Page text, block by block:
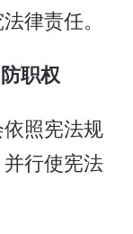
律责任。
职权
照宪法规
行使宪法